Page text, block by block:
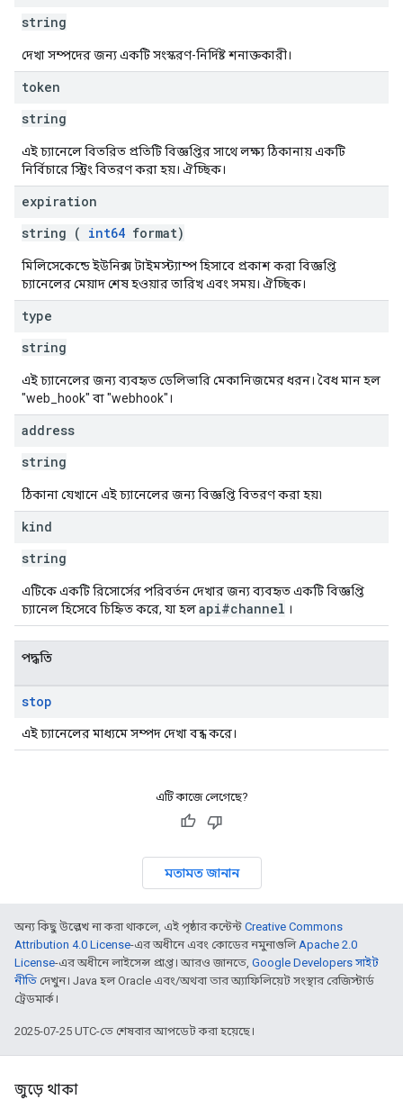
string
দেখা সম্পদের জন্য একটি সংস্করণ-নির্দিষ্ট শনাক্তকারী।
token
string
এই চ্যানেলে বিতরিত প্রতিটি বিজ্ঞপ্তির সাথে লক্ষ্য ঠিকানায় একটি
নির্বিচারে স্ট্রিং বিতরণ করা হয়। ঐচ্ছিক।
expiration
string ( int64 format)
মিলিসেকেন্ডে ইউনিক্স টাইমস্ট্যাম্প হিসাবে প্রকাশ করা বিজ্ঞপ্তি
চ্যানেলের মেয়াদ শেষ হওয়ার তারিখ এবং সময়। ঐচ্ছিক।
type
string
এই চ্যানেলের জন্য ব্যবহৃত ডেলিভারি মেকানিজমের ধরন। বৈধ মান হল
"web_hook" বা "webhook"।
address
string
ঠিকানা যেখানে এই চ্যানেলের জন্য বিজ্ঞপ্তি বিতরণ করা হয়৷
kind
string
এটিকে একটি রিসোর্সের পরিবর্তন দেখার জন্য ব্যবহৃত একটি বিজ্ঞপ্তি
চ্যানেল হিসেবে চিহ্নিত করে, যা হলapi#channel ।
পদ্ধতি
stop
এই চ্যানেলের মাধ্যমে সম্পদ দেখা বন্ধ করে।
এটি কাজে লেগেছে?
মতামত জানান
অন্য কিছু উল্লেখ না করা থাকলে, এই পৃষ্ঠার কন্টেন্ট Creative Commons
Attribution 4.0 License-এর অধীনে এবং কোডের নমুনাগুলিApache 2.0
License-এর অধীনে লাইসেন্স প্রাপ্ত। আরও জানতে, Google Developers সাইট
নীতি দেখুন। Java হল Oracle এবং/অথবা তার অ্যাফিলিয়েট সংস্থার রেজিস্টার্ড
ট্রেডমার্ক।
2025-07-25 UTC-তে শেষবার আপডেট করা হয়েছে।
জুড়ে থাকা